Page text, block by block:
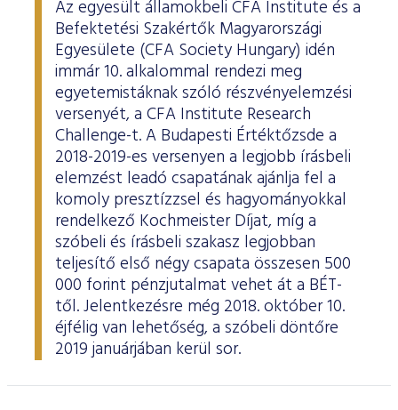
Az egyesült államokbeli CFA Institute és a
Befektetési Szakértők Magyarországi
Egyesülete (CFA Society Hungary) idén
immár 10. alkalommal rendezi meg
egyetemistáknak szóló részvényelemzési
versenyét, a CFA Institute Research
Challenge-t. A Budapesti Értéktőzsde a
2018-2019-es versenyen a legjobb írásbeli
elemzést leadó csapatának ajánlja fel a
komoly presztízzsel és hagyományokkal
rendelkező Kochmeister Díjat, míg a
szóbeli és írásbeli szakasz legjobban
teljesítő első négy csapata összesen 500
000 forint pénzjutalmat vehet át a BÉT-
től. Jelentkezésre még 2018. október 10.
éjfélig van lehetőség, a szóbeli döntőre
2019 januárjában kerül sor.